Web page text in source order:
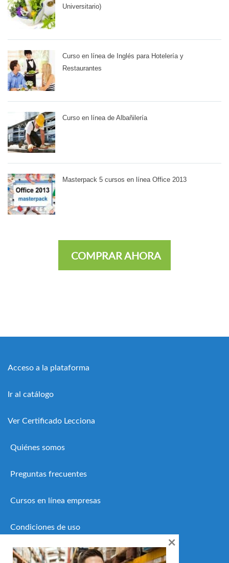
Universitario)
Curso en línea de Inglés para Hotelería y
Restaurantes
Curso en línea de Albañilería
Masterpack 5 cursos en línea Office 2013
COMPRAR AHORA
Acceso a la plataforma
Ir al catálogo
Ver Certificado Lecciona
Quiénes somos
Preguntas frecuentes
Cursos en línea empresas
Condiciones de uso
Política de privacidad
×